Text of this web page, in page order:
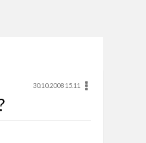
30.10.2008 15.11